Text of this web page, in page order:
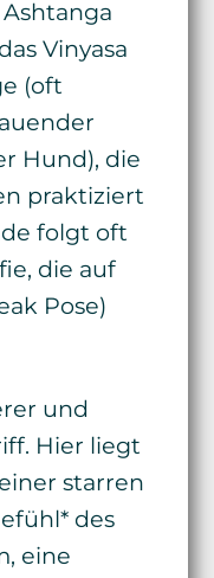
Vinyasa
(oft
Hund), die
praktiziert
folgt oft
die auf
Pose)
und
Hier liegt
starren
des
eine